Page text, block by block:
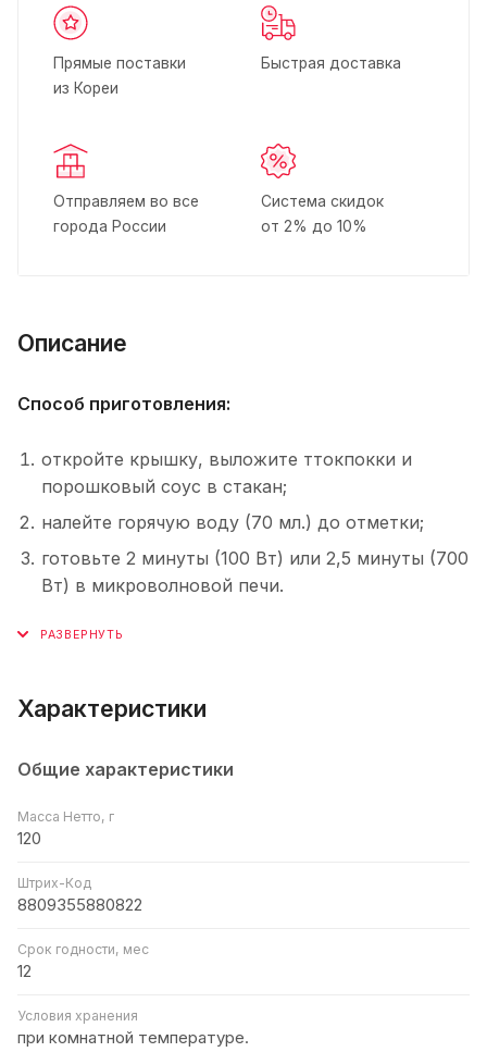
Прямые поставки
из Кореи
Быстрая доставка
Отправляем во все
города России
Система скидок
от 2% до 10%
Описание
Способ приготовления:
откройте крышку, выложите ттокпокки и
порошковый соус в стакан;
налейте горячую воду (70 мл.) до отметки;
готовьте 2 минуты (100 Вт) или 2,5 минуты (700
Вт) в микроволновой печи.
Характеристики
Общие характеристики
Масса Нетто, г
120
Штрих-Код
8809355880822
Срок годности, мес
12
Условия хранения
при комнатной температуре.